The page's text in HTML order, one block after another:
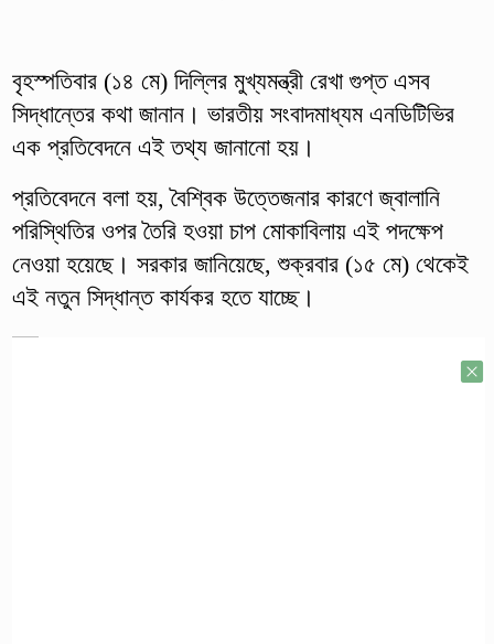
বৃহস্পতিবার (১৪ মে) দিল্লির মুখ্যমন্ত্রী রেখা গুপ্ত এসব
সিদ্ধান্তের কথা জানান। ভারতীয় সংবাদমাধ্যম এনডিটিভির
এক প্রতিবেদনে এই তথ্য জানানো হয়।
প্রতিবেদনে বলা হয়, বৈশ্বিক উত্তেজনার কারণে জ্বালানি
পরিস্থিতির ওপর তৈরি হওয়া চাপ মোকাবিলায় এই পদক্ষেপ
নেওয়া হয়েছে। সরকার জানিয়েছে, শুক্রবার (১৫ মে) থেকেই
এই নতুন সিদ্ধান্ত কার্যকর হতে যাচ্ছে।